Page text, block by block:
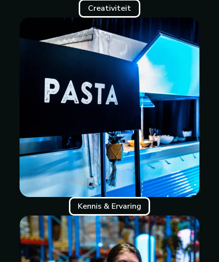
Creativiteit
Kennis & Ervaring